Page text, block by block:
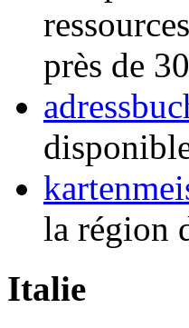
près de
la région
Italie